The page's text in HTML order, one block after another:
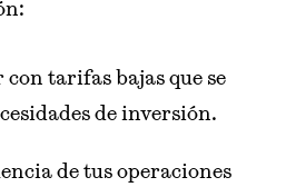
tarifas bajas que se
de inversión.
de tus operaciones